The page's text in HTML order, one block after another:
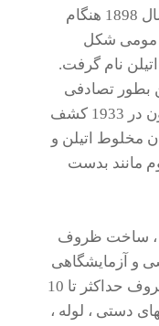
Von Pechmanv سنتز شد. او در سال 1898 هنگام
مومی شکل
نام گرفت.
بطور تصادفی
توسط ازیک ناوست و رینولرگیسون در 1933 کشف
مخلوط اتیلن و
مانند بدست
، ساخت ظروف
و آزمایشگاهی
و قطعات صنعتی و لوله ساخت ظروف حداکثر تا 10
دستی ، لوله ،